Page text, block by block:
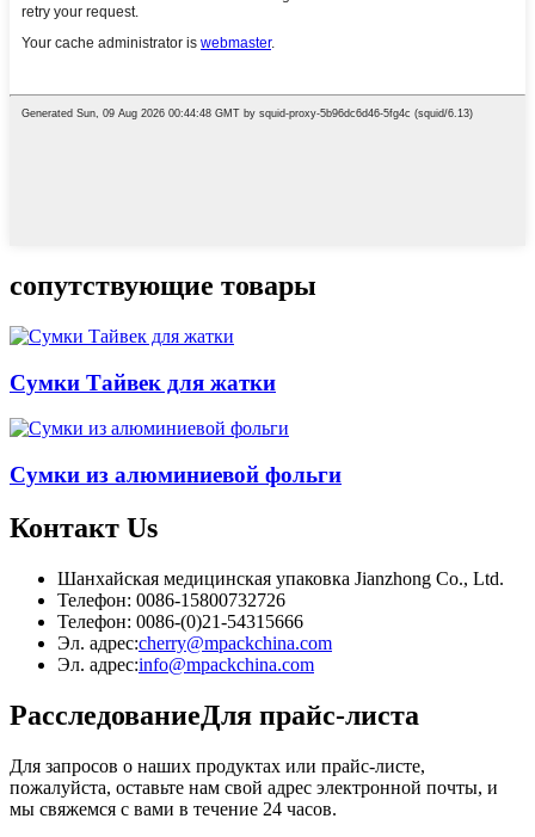
сопутствующие товары
Сумки Тайвек для жатки
Сумки из алюминиевой фольги
Контакт Us
Шанхайская медицинская упаковка Jianzhong Co., Ltd.
Телефон: 0086-15800732726
Телефон: 0086-(0)21-54315666
Эл. адрес:cherry@mpackchina.com
Эл. адрес:info@mpackchina.com
РасследованиеДля прайс-листа
Для запросов о наших продуктах или прайс-листе,
пожалуйста, оставьте нам свой адрес электронной почты, и
мы свяжемся с вами в течение 24 часов.